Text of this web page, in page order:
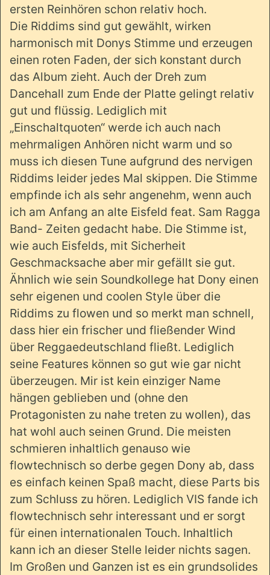
ersten Reinhören schon relativ hoch.
Die Riddims sind gut gewählt, wirken
harmonisch mit Donys Stimme und erzeugen
einen roten Faden, der sich konstant durch
das Album zieht. Auch der Dreh zum
Dancehall zum Ende der Platte gelingt relativ
gut und flüssig. Lediglich mit
„Einschaltquoten“ werde ich auch nach
mehrmaligen Anhören nicht warm und so
muss ich diesen Tune aufgrund des nervigen
Riddims leider jedes Mal skippen. Die Stimme
empfinde ich als sehr angenehm, wenn auch
ich am Anfang an alte Eisfeld feat. Sam Ragga
Band- Zeiten gedacht habe. Die Stimme ist,
wie auch Eisfelds, mit Sicherheit
Geschmacksache aber mir gefällt sie gut.
Ähnlich wie sein Soundkollege hat Dony einen
sehr eigenen und coolen Style über die
Riddims zu flowen und so merkt man schnell,
dass hier ein frischer und fließender Wind
über Reggaedeutschland fließt. Lediglich
seine Features können so gut wie gar nicht
überzeugen. Mir ist kein einziger Name
hängen geblieben und (ohne den
Protagonisten zu nahe treten zu wollen), das
hat wohl auch seinen Grund. Die meisten
schmieren inhaltlich genauso wie
flowtechnisch so derbe gegen Dony ab, dass
es einfach keinen Spaß macht, diese Parts bis
zum Schluss zu hören. Lediglich VIS fande ich
flowtechnisch sehr interessant und er sorgt
für einen internationalen Touch. Inhaltlich
kann ich an dieser Stelle leider nichts sagen.
Im Großen und Ganzen ist es ein grundsolides